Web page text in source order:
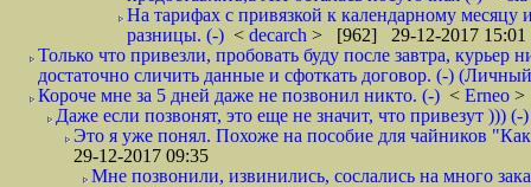
На тарифах с привязкой к календарному
разницы. (-) < decarch > [962] 29-12-2017 15:01
Только что привезли, пробовать буду после завтра,
достаточно сличить данные и сфоткать договор. (-)
Короче мне за 5 дней даже не позвонил никто. (-) < Erneo >
Даже если позвонят, это еще не значит, что привезут ))) (-)
Это я уже понял. Похоже на пособие для чайников
29-12-2017 09:35
Мне позвонили, извинились, сослались на много